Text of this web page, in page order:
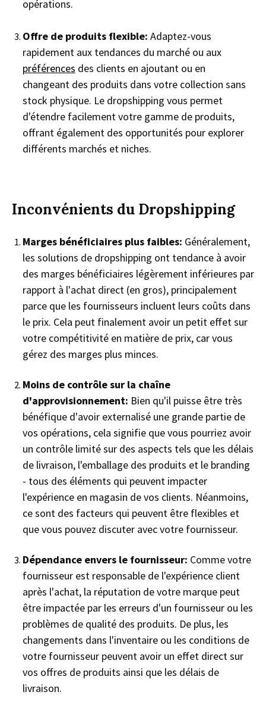
opérations.
Offre de produits flexible: Adaptez-vous
rapidement aux tendances du marché ou aux
préférences des clients en ajoutant ou en
changeant des produits dans votre collection sans
stock physique. Le dropshipping vous permet
d'étendre facilement votre gamme de produits,
offrant également des opportunités pour explorer
différents marchés et niches.
Inconvénients du Dropshipping
Marges bénéficiaires plus faibles: Généralement,
les solutions de dropshipping ont tendance à avoir
des marges bénéficiaires légèrement inférieures par
rapport à l'achat direct (en gros), principalement
parce que les fournisseurs incluent leurs coûts dans
le prix. Cela peut finalement avoir un petit effet sur
votre compétitivité en matière de prix, car vous
gérez des marges plus minces.
Moins de contrôle sur la chaîne
d'approvisionnement: Bien qu'il puisse être très
bénéfique d'avoir externalisé une grande partie de
vos opérations, cela signifie que vous pourriez avoir
un contrôle limité sur des aspects tels que les délais
de livraison, l'emballage des produits et le branding
- tous des éléments qui peuvent impacter
l'expérience en magasin de vos clients. Néanmoins,
ce sont des facteurs qui peuvent être flexibles et
que vous pouvez discuter avec votre fournisseur.
Dépendance envers le fournisseur: Comme votre
fournisseur est responsable de l'expérience client
après l'achat, la réputation de votre marque peut
être impactée par les erreurs d'un fournisseur ou les
problèmes de qualité des produits. De plus, les
changements dans l'inventaire ou les conditions de
votre fournisseur peuvent avoir un effet direct sur
vos offres de produits ainsi que les délais de
livraison.